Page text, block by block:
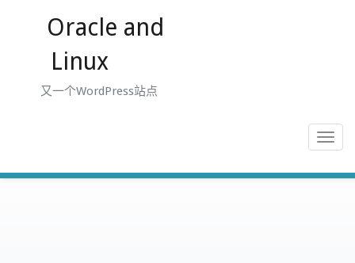
Oracle and
Linux
又一个WordPress站点
Toggle